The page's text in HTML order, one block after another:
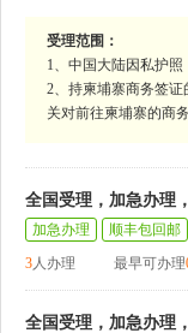
受理范围：
1、中国大陆因私护照
2、持柬埔寨商务签
关对前往柬埔寨的商
全国受理，加急办理
加急办理
顺丰包回邮
3人办理 最早可办理
全国受理，加急办理